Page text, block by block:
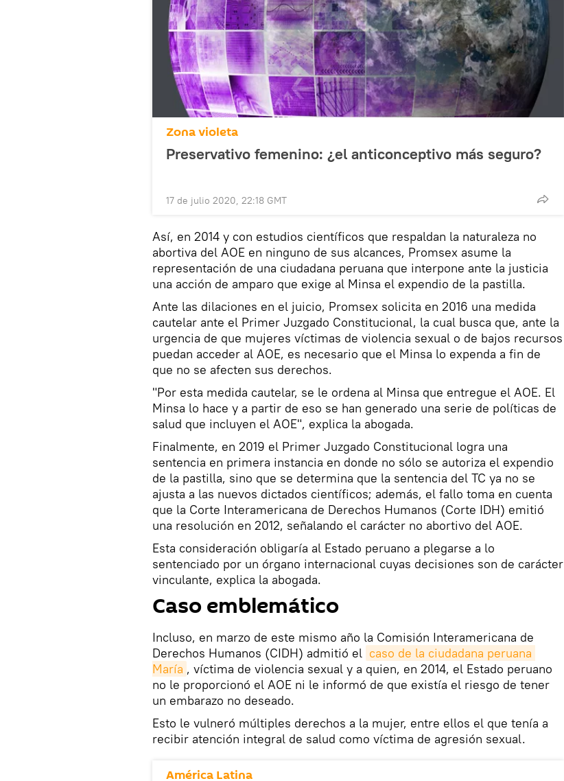
Zona violeta
Preservativo femenino: ¿el anticonceptivo más seguro?
17 de julio 2020, 22:18 GMT
Así, en 2014 y con estudios científicos que respaldan la naturaleza no
abortiva del AOE en ninguno de sus alcances, Promsex asume la
representación de una ciudadana peruana que interpone ante la justicia
una acción de amparo que exige al Minsa el expendio de la pastilla.
Ante las dilaciones en el juicio, Promsex solicita en 2016 una medida
cautelar ante el Primer Juzgado Constitucional, la cual busca que, ante la
urgencia de que mujeres víctimas de violencia sexual o de bajos recursos
puedan acceder al AOE, es necesario que el Minsa lo expenda a fin de
que no se afecten sus derechos.
"Por esta medida cautelar, se le ordena al Minsa que entregue el AOE. El
Minsa lo hace y a partir de eso se han generado una serie de políticas de
salud que incluyen el AOE", explica la abogada.
Finalmente, en 2019 el Primer Juzgado Constitucional logra una
sentencia en primera instancia en donde no sólo se autoriza el expendio
de la pastilla, sino que se determina que la sentencia del TC ya no se
ajusta a las nuevos dictados científicos; además, el fallo toma en cuenta
que la Corte Interamericana de Derechos Humanos (Corte IDH) emitió
una resolución en 2012, señalando el carácter no abortivo del AOE.
Esta consideración obligaría al Estado peruano a plegarse a lo
sentenciado por un órgano internacional cuyas decisiones son de carácter
vinculante, explica la abogada.
Caso emblemático
Incluso, en marzo de este mismo año la Comisión Interamericana de
Derechos Humanos (CIDH) admitió el caso de la ciudadana peruana
María , víctima de violencia sexual y a quien, en 2014, el Estado peruano
no le proporcionó el AOE ni le informó de que existía el riesgo de tener
un embarazo no deseado.
Esto le vulneró múltiples derechos a la mujer, entre ellos el que tenía a
recibir atención integral de salud como víctima de agresión sexual.
América Latina